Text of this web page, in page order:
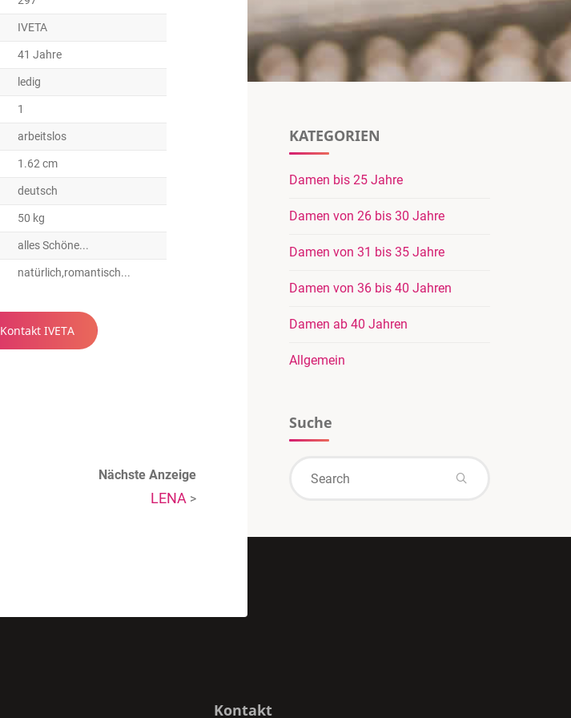
IVETA
41 Jahre
ledig
1
arbeitslos
1.62 cm
deutsch
50 kg
alles Schöne...
natürlich,romantisch...
Kontakt IVETA
Nächste Anzeige
LENA >
KATEGORIEN
Damen bis 25 Jahre
Damen von 26 bis 30 Jahre
Damen von 31 bis 35 Jahre
Damen von 36 bis 40 Jahren
Damen ab 40 Jahren
Allgemein
Suche
Search
Kontakt